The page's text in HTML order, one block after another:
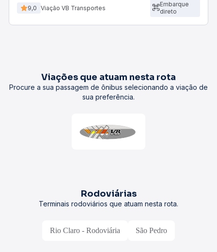
9,0 Viação VB Transportes
Embarque
direto
Viações que atuam nesta rota
Procure a sua passagem de ônibus selecionando a viação de
sua preferência.
Rodoviárias
Terminais rodoviários que atuam nesta rota.
Rio Claro - Rodoviária São Pedro